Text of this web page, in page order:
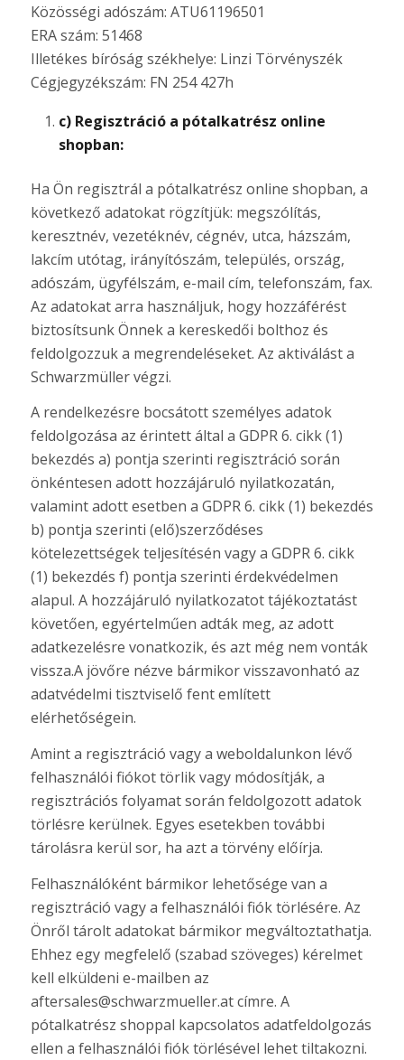
Közösségi adószám: ATU61196501
ERA szám: 51468
Illetékes bíróság székhelye: Linzi Törvényszék
Cégjegyzékszám: FN 254 427h
c) Regisztráció a pótalkatrész online
shopban:
Ha Ön regisztrál a pótalkatrész online shopban, a
következő adatokat rögzítjük: megszólítás,
keresztnév, vezetéknév, cégnév, utca, házszám,
lakcím utótag, irányítószám, település, ország,
adószám, ügyfélszám, e-mail cím, telefonszám, fax.
Az adatokat arra használjuk, hogy hozzáférést
biztosítsunk Önnek a kereskedői bolthoz és
feldolgozzuk a megrendeléseket. Az aktiválást a
Schwarzmüller végzi.
A rendelkezésre bocsátott személyes adatok
feldolgozása az érintett által a GDPR 6. cikk (1)
bekezdés a) pontja szerinti regisztráció során
önkéntesen adott hozzájáruló nyilatkozatán,
valamint adott esetben a GDPR 6. cikk (1) bekezdés
b) pontja szerinti (elő)szerződéses
kötelezettségek teljesítésén vagy a GDPR 6. cikk
(1) bekezdés f) pontja szerinti érdekvédelmen
alapul. A hozzájáruló nyilatkozatot tájékoztatást
követően, egyértelműen adták meg, az adott
adatkezelésre vonatkozik, és azt még nem vonták
vissza.A jövőre nézve bármikor visszavonható az
adatvédelmi tisztviselő fent említett
elérhetőségein.
Amint a regisztráció vagy a weboldalunkon lévő
felhasználói fiókot törlik vagy módosítják, a
regisztrációs folyamat során feldolgozott adatok
törlésre kerülnek. Egyes esetekben további
tárolásra kerül sor, ha azt a törvény előírja.
Felhasználóként bármikor lehetősége van a
regisztráció vagy a felhasználói fiók törlésére. Az
Önről tárolt adatokat bármikor megváltoztathatja.
Ehhez egy megfelelő (szabad szöveges) kérelmet
kell elküldeni e-mailben az
aftersales@schwarzmueller.at címre. A
pótalkatrész shoppal kapcsolatos adatfeldolgozás
ellen a felhasználói fiók törlésével lehet tiltakozni.